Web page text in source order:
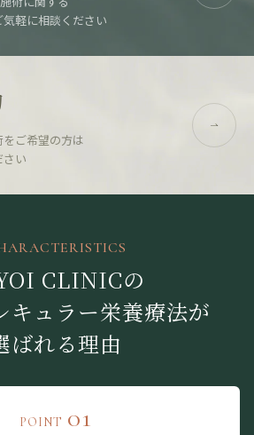
軽に相談ください
ご希望の方は
さい
CLINICの
キュラー栄養療法が
ばれる理由
POINT 01